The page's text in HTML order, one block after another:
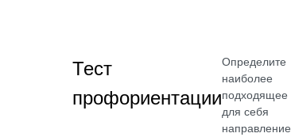
Тест
профориентации
Определите
наиболее
подходящее
для себя
направление